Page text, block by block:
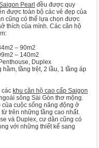
Pearl đều được quy
được toàn bộ các vẻ đẹp của
cũng có thể lựa chọn được
thích của mình. Các căn hộ
– 90m2
– 140m2
Duplex
tầng trệt, 2 lầu, 1 tầng áp
các khu căn hộ cao cấp Saigon
sông Sài Gòn thơ mộng.
cuộc sống năng động ở
trên những tầng cao nhất.
và Duplex, cư dân cũng có
với những thiết kế sang